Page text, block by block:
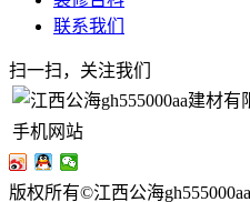
联系我们
扫一扫，关注我们
手机网站
版权所有©江西公海